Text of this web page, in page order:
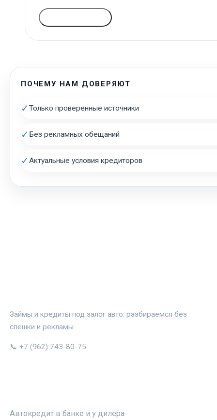
ПОЧЕМУ НАМ ДОВЕРЯЮТ
✓Только проверенные источники
✓ Без рекламных обещаний
✓Актуальные условия кредиторов
Займы и кредиты под залог авто: разбираемся без
спешки и рекламы
📞 +7 (962) 743-80-75
Автокредит в банке и у дилера